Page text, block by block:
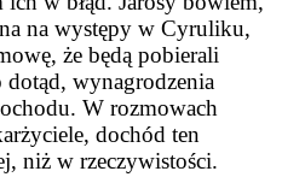
na występy w Cyruliku,
że będą pobierali
dotąd, wynagrodzenia
W rozmowach
dochód ten
niż w rzeczywistości.